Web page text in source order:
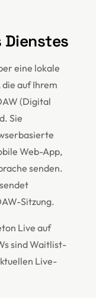
Dienstes
eine lokale
auf Ihrem
(Digital
Sie
Web-App,
senden.
Sitzung.
Live auf
sind Waitlist-
Live-